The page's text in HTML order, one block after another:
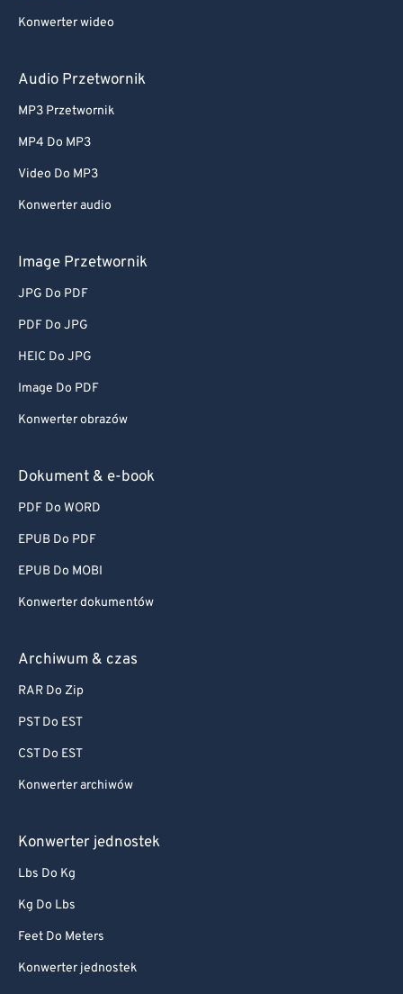
Konwerter wideo
Audio Przetwornik
MP3 Przetwornik
MP4 Do MP3
Video Do MP3
Konwerter audio
Image Przetwornik
JPG Do PDF
PDF Do JPG
HEIC Do JPG
Image Do PDF
Konwerter obrazów
Dokument & e-book
PDF Do WORD
EPUB Do PDF
EPUB Do MOBI
Konwerter dokumentów
Archiwum & czas
RAR Do Zip
PST Do EST
CST Do EST
Konwerter archiwów
Konwerter jednostek
Lbs Do Kg
Kg Do Lbs
Feet Do Meters
Konwerter jednostek